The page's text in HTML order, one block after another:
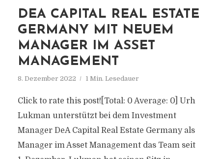
DEA CAPITAL REAL ESTATE
GERMANY MIT NEUEM
MANAGER IM ASSET
MANAGEMENT
8. Dezember 2022 1 Min. Lesedauer
Click to rate this post![Total: 0 Average: 0] Urh
Lukman unterstützt bei dem Investment
Manager DeA Capital Real Estate Germany als
Manager im Asset Management das Team seit